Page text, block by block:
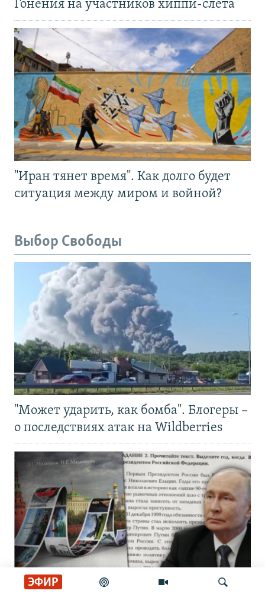
ЭФИР
Гонения на участников хиппи-слёта
"Иран тянет время". Как долго будет
ситуация между миром и войной?
Выбор Свободы
"Может ударить, как бомба". Блогеры –
о последствиях атак на Wildberries